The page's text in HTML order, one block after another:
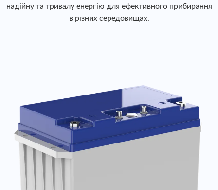
надійну та тривалу енергію для ефективного прибирання
в різних середовищах.